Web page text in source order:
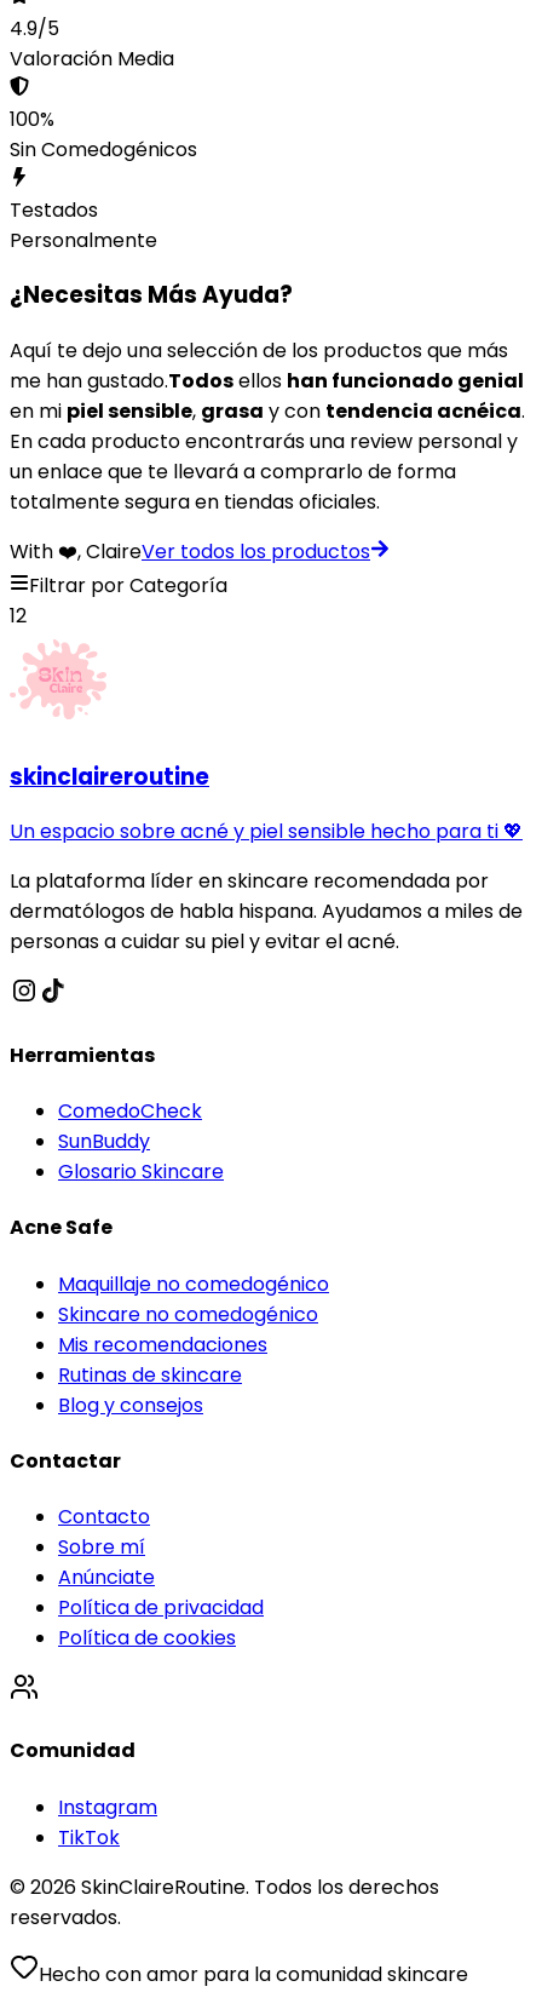
4.9/5
Valoración Media
100%
Sin Comedogénicos
Testados
Personalmente
¿Necesitas Más Ayuda?
Aquí te dejo una selección de los productos que más
me han gustado.Todosellos han funcionado genial
en mi piel sensible, grasa y con tendencia acnéica.
En cada producto encontrarás una review personal y
un enlace que te llevará a comprarlo de forma
totalmente segura en tiendas oficiales.
With ❤️, ClaireVer todos los productos
Filtrar por Categoría
12
skinclaireroutine
Un espacio sobre acné y piel sensible hecho para ti 💖
La plataforma líder en skincare recomendada por
dermatólogos de habla hispana. Ayudamos a miles de
personas a cuidar su piel y evitar el acné.
Herramientas
ComedoCheck
SunBuddy
Glosario Skincare
Acne Safe
Maquillaje no comedogénico
Skincare no comedogénico
Mis recomendaciones
Rutinas de skincare
Blog y consejos
Contactar
Contacto
Sobre mí
Anúnciate
Política de privacidad
Política de cookies
Comunidad
Instagram
TikTok
© 2026 SkinClaireRoutine. Todos los derechos
reservados.
Hecho con amor para la comunidad skincare